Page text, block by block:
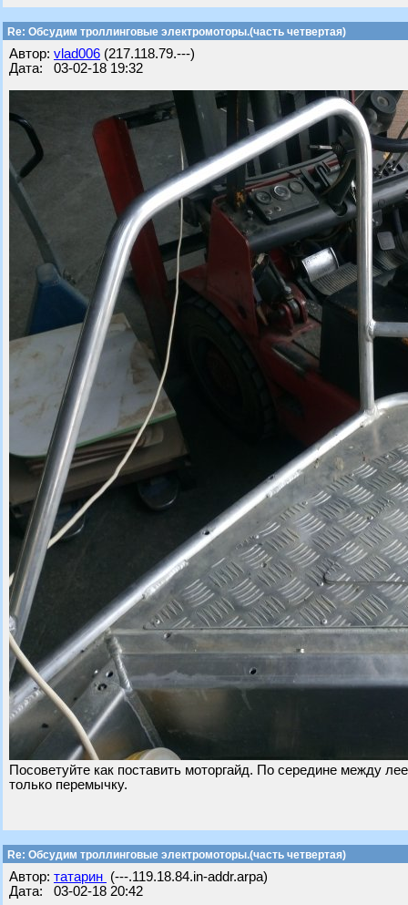
Re: Обсудим троллинговые электромоторы.(часть четвертая)
Автор: vlad006 (217.118.79.---)
Дата: 03-02-18 19:32
Посоветуйте как поставить моторгайд. По середине между
только перемычку.
Re: Обсудим троллинговые электромоторы.(часть четвертая)
Автор: татарин (---.119.18.84.in-addr.arpa)
Дата: 03-02-18 20:42